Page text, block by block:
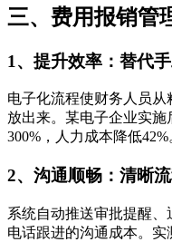
三、费用报销管
1、提升效率：替代
电子化流程使财务人员
放出来。某电子企业实
300%，人力成本降低42%
2、沟通顺畅：清晰
系统自动推送审批提醒
电话跟进的沟通成本。